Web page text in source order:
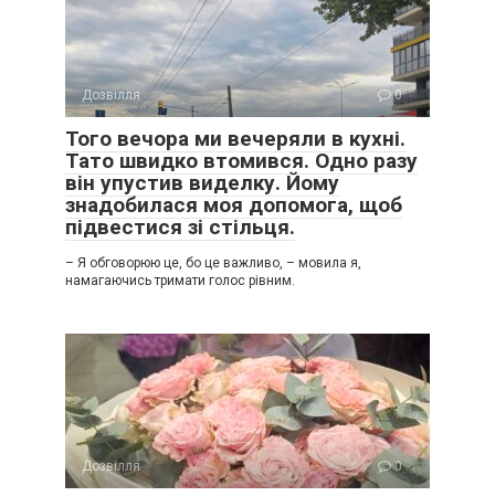
Дозвілля 0
Того вечора ми вечеряли в кухні.
Тато швидко втомився. Одно разу
він упустив виделку. Йому
знадобилася моя допомога, щоб
підвестися зі стільця.
– Я обговорюю це, бо це важливо, – мовила я,
намагаючись тримати голос рівним.
Дозвілля 0